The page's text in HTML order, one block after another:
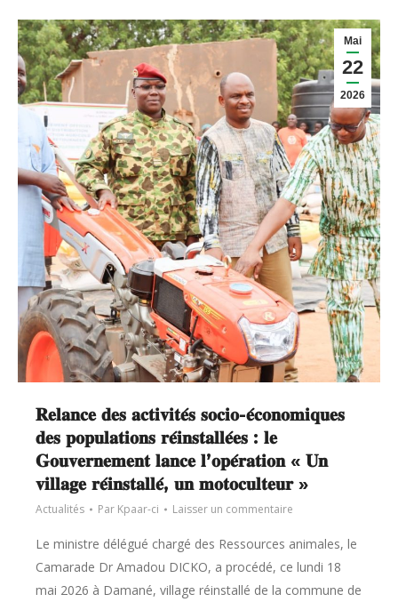
Mai
22
2026
𝐑𝐞𝐥𝐚𝐧𝐜𝐞 𝐝𝐞𝐬 𝐚𝐜𝐭𝐢𝐯𝐢𝐭𝐞́𝐬 𝐬𝐨𝐜𝐢𝐨-𝐞́𝐜𝐨𝐧𝐨𝐦𝐢𝐪𝐮𝐞𝐬
𝐝𝐞𝐬 𝐩𝐨𝐩𝐮𝐥𝐚𝐭𝐢𝐨𝐧𝐬 𝐫𝐞́𝐢𝐧𝐬𝐭𝐚𝐥𝐥𝐞́𝐞𝐬 : 𝐥𝐞
𝐆𝐨𝐮𝐯𝐞𝐫𝐧𝐞𝐦𝐞𝐧𝐭 𝐥𝐚𝐧𝐜𝐞 𝐥’𝐨𝐩𝐞́𝐫𝐚𝐭𝐢𝐨𝐧 « 𝐔𝐧
𝐯𝐢𝐥𝐥𝐚𝐠𝐞 𝐫𝐞́𝐢𝐧𝐬𝐭𝐚𝐥𝐥𝐞́, 𝐮𝐧 𝐦𝐨𝐭𝐨𝐜𝐮𝐥𝐭𝐞𝐮𝐫 »
Actualités Par Kpaar-ci Laisser un commentaire
Le ministre délégué chargé des Ressources animales, le
Camarade Dr Amadou DICKO, a procédé, ce lundi 18
mai 2026 à Damané, village réinstallé de la commune de